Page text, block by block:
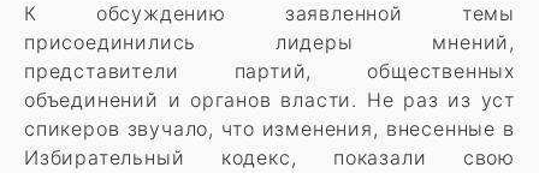
К обсуждению заявленной темы
присоединились лидеры мнений,
представители партий, общественных
объединений и органов власти. Не раз из уст
спикеров звучало, что изменения, внесенные в
Избирательный кодекс, показали свою